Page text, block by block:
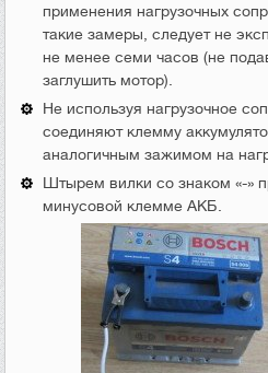
применения нагрузочных
такие замеры, следует не
не менее семи часов (не
заглушить мотор).
Не используя нагрузочное
соединяют клемму
аналогичным зажимом на
Штырем вилки со знаком «-»
минусовой клемме АКБ.